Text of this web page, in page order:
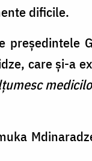
dificile.
care și-a